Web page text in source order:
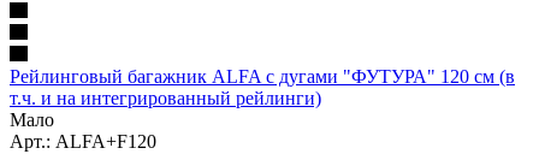
Рейлинговый багажник ALFA с дугами "ФУТУРА" 120 см (в
т.ч. и на интегрированный рейлинги)
Мало
Арт.: ALFA+F120